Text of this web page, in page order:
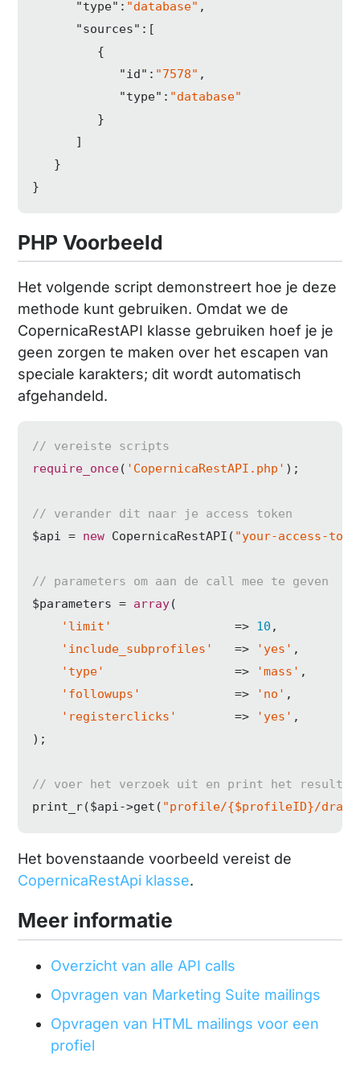
"type" : "database" ,
"sources" :[
         {
"id" : "7578" ,
"type" : "database"
         }
      ]
   }
}
PHP Voorbeeld
Het volgende script demonstreert hoe je deze
methode kunt gebruiken. Omdat we de
CopernicaRestAPI klasse gebruiken hoef je je
geen zorgen te maken over het escapen van
speciale karakters; dit wordt automatisch
afgehandeld.
// vereiste scripts
require_once( 'CopernicaRestAPI.php' );
// verander dit naar je access token
$api = new CopernicaRestAPI( "your-access-
// parameters om aan de call mee te geven
$parameters = array(
'limit'
                 =>
10 ,
'include_subprofiles'
   =>
'yes' ,
'type'
                  =>
'mass' ,
'followups'
             =>
'no' ,
'registerclicks'
        =>
'yes' ,
);
// voer het verzoek uit en print het
print_r($api->get( "profile/{$profileID}/
Het bovenstaande voorbeeld vereist de
CopernicaRestApi klasse.
Meer informatie
Overzicht van alle API calls
Opvragen van Marketing Suite mailings
Opvragen van HTML mailings voor een
profiel